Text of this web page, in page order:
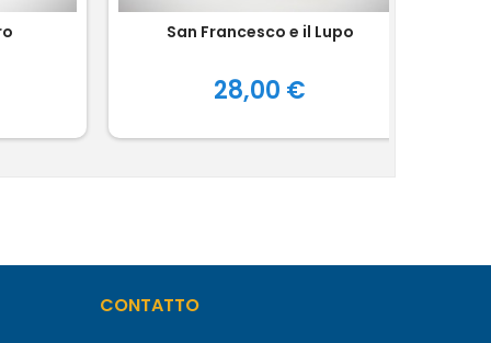
San Francesco e il Lupo
Prezzo
28,00 €
CONTATTO